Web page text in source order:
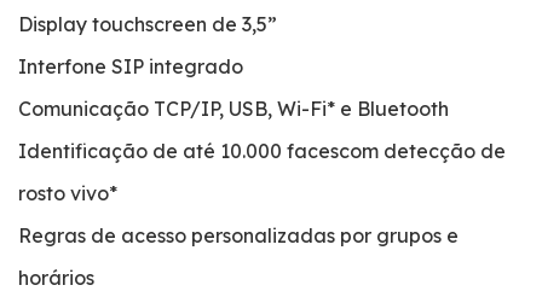
Display touchscreen de 3,5”
Interfone SIP integrado
Comunicação TCP/IP, USB, Wi-Fi* e Bluetooth
Identificação de até 10.000 facescom detecção de
rosto vivo*
Regras de acesso personalizadas por grupos e
horários